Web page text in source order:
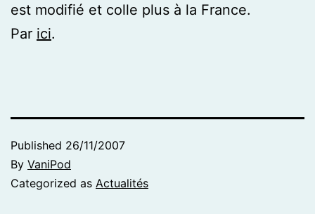
est modifié et colle plus à la France.
Par ici.
Published 26/11/2007
By VaniPod
Categorized as Actualités